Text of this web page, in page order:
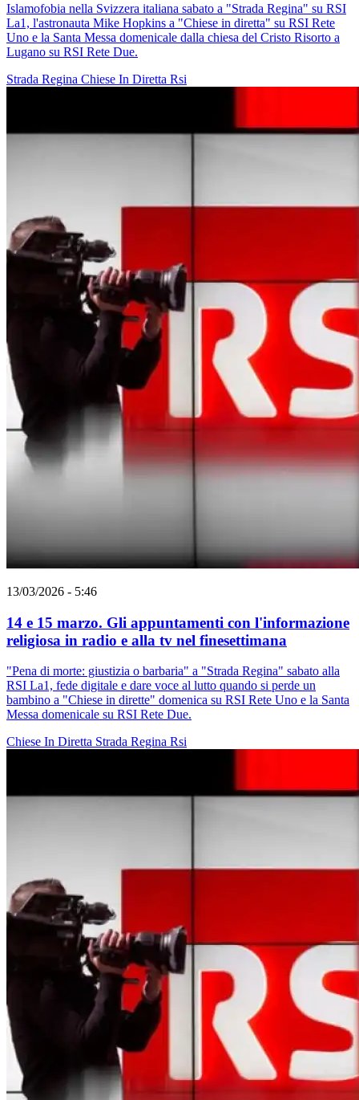
Islamofobia nella Svizzera italiana sabato a "Strada Regina" su RSI
La1, l'astronauta Mike Hopkins a "Chiese in diretta" su RSI Rete
Uno e la Santa Messa domenicale dalla chiesa del Cristo Risorto a
Lugano su RSI Rete Due.
Strada Regina Chiese In Diretta Rsi
13/03/2026 - 5:46
14 e 15 marzo. Gli appuntamenti con l'informazione
religiosa in radio e alla tv nel finesettimana
"Pena di morte: giustizia o barbaria" a "Strada Regina" sabato alla
RSI La1, fede digitale e dare voce al lutto quando si perde un
bambino a "Chiese in dirette" domenica su RSI Rete Uno e la Santa
Messa domenicale su RSI Rete Due.
Chiese In Diretta Strada Regina Rsi